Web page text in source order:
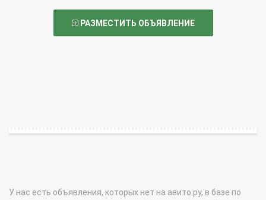
РАЗМЕСТИТЬ ОБЪЯВЛЕНИЕ
У нас есть объявления, которых нет на авито.ру, в базе по